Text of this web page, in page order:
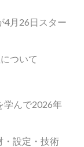
4月26日スター
ついて
学んで2026年
・設定・技術